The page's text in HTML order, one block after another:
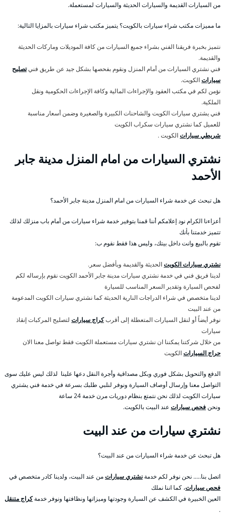
من السيارات القديمة والسيارات الحديثة والسيارات لمستعملة.
ما مميزات مكتب شراء سيارات بالكويت؟ يتميز مكتب شراء سيارات بالمزايا التالية:
نتميز بخبرة فريقنا الفني بشراء جميع السيارات من كافة الموديلات وماركات الحديثة
والقديمة.
فني نشتري السيارات من أمام المنزل ونقوم بفحصها بشكل جيد عن طريق فنيتصليح
سياراتالكويت.
نؤمن لكم في مكتب العقود والإجراءات المالية وكافة الإجراءات الحكومية ونقل
الملكية.
فني يشتري سيارات الكويت والشاحنات الكبيرة والصغيرة وضمن أسعار مناسبة
للعميل كما نشتري سيارات سكراب الكويت
شريطي سياراتالكويت .
نشتري السيارات من امام المنزل مدينة جابر
الأحمد
هل تبحث عن خدمة شراء السيارات من امام المنزل مدينة جابر الأحمد؟
أعزاءنا الكرام نود إعلامكم أننا قمنا بتوفير خدمة شراء سيارات من أمام باب منزلك لذلك
تتميز خدمتنا بأنك
تقوم بالبيع وانت داخل بيتك، وليس هذا فقط نقوم ب:
نشتري سيارات الكويتالحديثة والقديمة وبأفضل سعر.
لدينا فريق فني في خدمة نشتري سيارات مدينة جابر الأحمد الكويت نقوم بإرساله لكم
لفحص السيارة وتقدير السعر المناسب للسيارة
لدينا متخصص في شراء الدراجات النارية الحديثة كما نشتري سيارات الكويت المدعومة
من عند البيت
نوفر أيضاً أو لنقل السيارات المتعطلة إلى أقربكراج سيارات لتصليح المركبات إنقاذ
سيارات
من خلال شركتنا يمكننا ان نشتري سيارات مستعملة الكويت فقط تواصل معنا الان
حراج السياراتالكويت
الدفع والتحويل بشكل فوري وبكل مصداقية وأجرة النقل دعها علينا لذلك ليس عليك سوى
التواصل معنا وإرسال أوصاف السيارة ونوفر لنلبي طلبك بسرعة في خدمة فني يشتري
سيارات الكويت لذلك نحن نتمتع بنظام دوريات مرن خدمة 24 ساعة
ونحنفحص سيارات عند البيت بالكويت.
نشتري سيارات من عند البيت
هل تبحث عن خدمة شراء السيارات من عند البيت؟
اتصل بنا….. نحن نوفر لكم خدمةنشتري سياراتمن عند البيت، ولدينا كادر متخصص في
فحص سيارات، كما اننا نملك
العين الخبيرة في الكشف عن السيارة وجودتها وميزاتها ونظافتها ونوفر خدمةكراج متنقل
.